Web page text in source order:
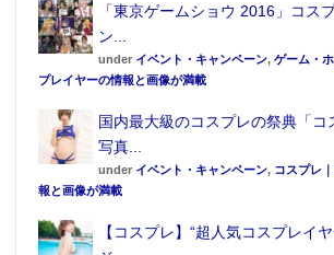
「東京ゲームショウ 2016」コス
ン...
under イベント・キャンペーン, ゲーム・
プレイヤーの情報と画像が満載
国内最大級のコスプレの祭典「コ
写真...
under イベント・キャンペーン, コスプレ
報と画像が満載
【コスプレ】“超人気コスプレイ